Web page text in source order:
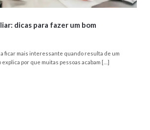
dicas para fazer um bom
ficar mais interessante quando resulta de um
por que muitas pessoas acabam […]